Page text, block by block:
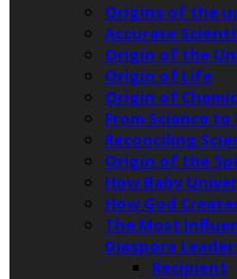
Origins of the
Accurate
Origin of the
Origin of Life
Origin of
From Science to
Reconciling
Origin of the
How Baby
How God
The Most
Diaspora
Recipient